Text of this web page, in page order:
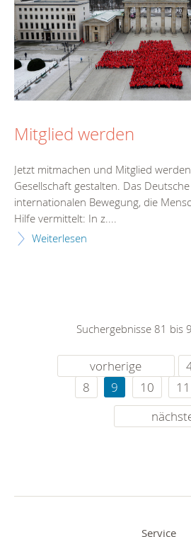
Mitglied werden
Jetzt mitmachen und Mitglied
Gesellschaft gestalten. Das
internationalen Bewegung, die
Hilfe vermittelt: In z....
Weiterlesen
Suchergebnisse 81 bis
vorherige
8
9 10 11
Service